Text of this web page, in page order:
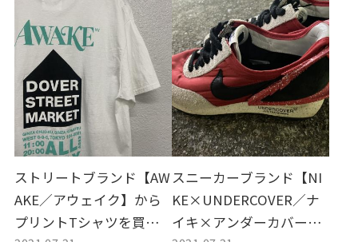
ストリートブランド【AW
AKE／アウェイク】から
プリントTシャツを買取
スニーカーブランド【NI
KE×UNDERCOVER／ナ
イキ×アンダーカバー】